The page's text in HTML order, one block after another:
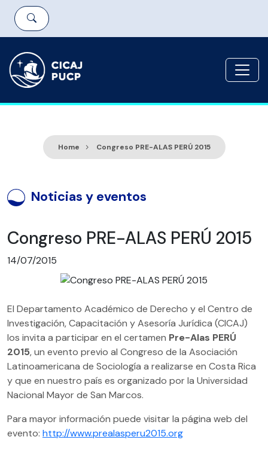
Home Congreso PRE-ALAS PERÚ 2015
Noticias y eventos
Congreso PRE-ALAS PERÚ 2015
14/07/2015
El Departamento Académico de Derecho y el Centro de
Investigación, Capacitación y Asesoría Jurídica (CICAJ)
los invita a participar en el certamen Pre-Alas PERÚ
2015, un evento previo al Congreso de la Asociación
Latinoamericana de Sociología a realizarse en Costa Rica
y que en nuestro país es organizado por la Universidad
Nacional Mayor de San Marcos.
Para mayor información puede visitar la página web del
evento: http://www.prealasperu2015.org